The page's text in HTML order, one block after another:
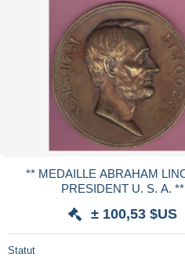
** MEDAILLE ABRAHAM LINCOLN -
PRESIDENT U. S. A. **
± 100,53 $US
Statut